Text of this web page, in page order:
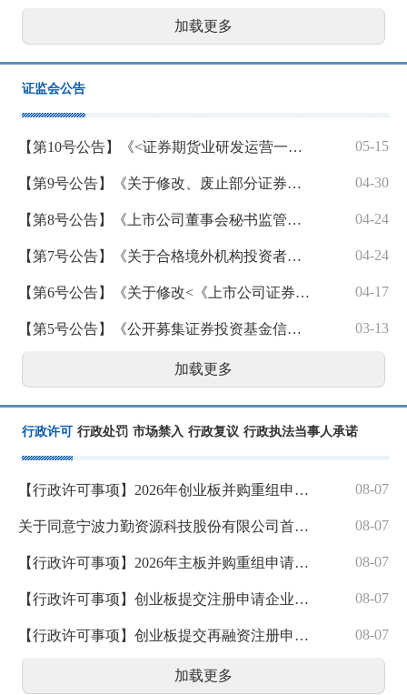
加载更多
证监会公告
【第10号公告】《<证券期货业研发运营一体化体系建设指南>等4项行业标准》 05-15
【第9号公告】《关于修改、废止部分证券期货规范性文件的决定》 04-30
【第8号公告】《上市公司董事会秘书监管规则》 04-24
【第7号公告】《关于合格境外机构投资者和人民币合格境外机构投资者参与国债期货交易的公告》 04-24
【第6号公告】《关于修改<《上市公司证券发行注册管理办法》第九条、第十条、第十一条、第十三条、第四十条、第五十七条、第六十条有关规定的适用意见——证券期货法律适用意见第18号>的决定》 04-17
【第5号公告】《公开募集证券投资基金信息披露内容与格式准则第2号—定期报告的内容与格式》 03-13
加载更多
行政许可 行政处罚 市场禁入 行政复议 行政执法当事人承诺
【行政许可事项】2026年创业板并购重组申请注册企业基本情况公示 08-07
关于同意宁波力勤资源科技股份有限公司首次公开发行股票注册的批复 08-07
【行政许可事项】2026年主板并购重组申请注册企业基本情况公示 08-07
【行政许可事项】创业板提交注册申请企业基本情况 08-07
【行政许可事项】创业板提交再融资注册申请企业基本情况 08-07
加载更多